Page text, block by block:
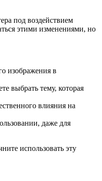
под воздействием
этими изменениями, но
изображения в
выбрать тему, которая
влияния на
даже для
использовать эту